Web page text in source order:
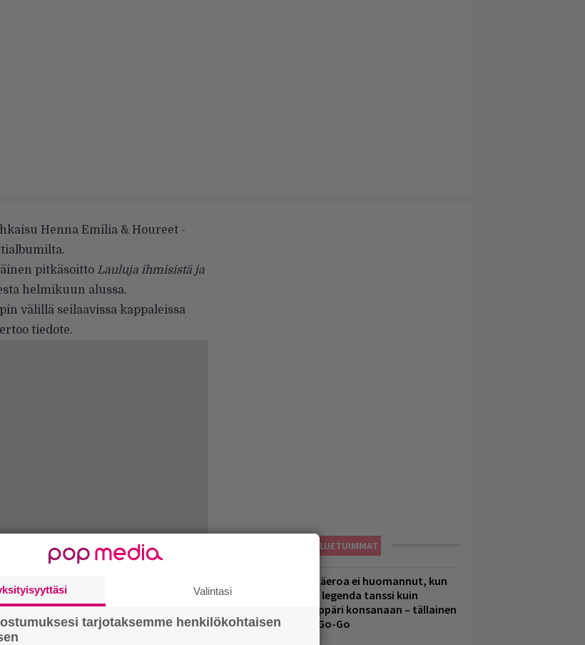
Henna Emilia & Houreet -
pitkäsoitto Lauluja ihmisistä ja
helmikuun alussa.
välillä seilaavissa kappaleissa
tiedote.
LUETUIMMAT
41 vuoden ikäeroa ei huomannut, kun
suomirockin legenda tanssi kuin
elohopea-räppäri konsanaan – tällainen
oli Jytäkesä Go-Go
Valintasi
tarjotaksemme henkilökohtaisen